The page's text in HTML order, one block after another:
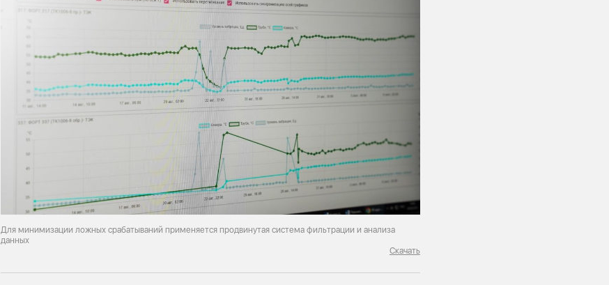
Для минимизации ложных срабатываний применяется продвинутая система фильтрации и анализа
данных
Скачать